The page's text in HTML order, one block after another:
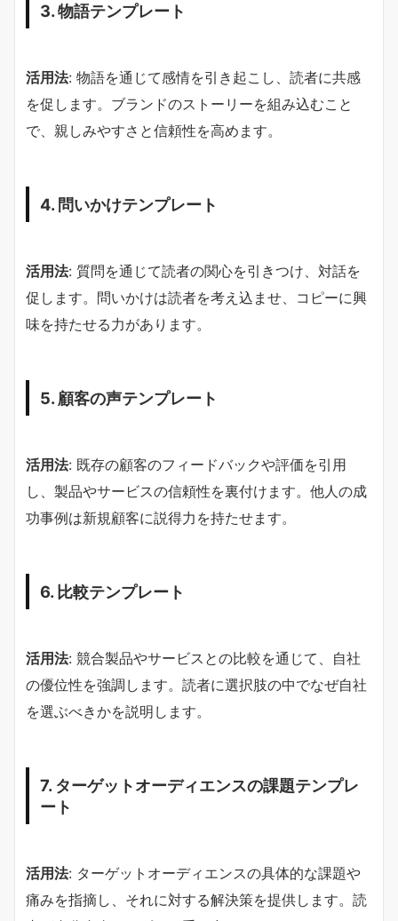
3. 物語テンプレート
活用法: 物語を通じて感情を引き起こし、読者に共感
を促します。ブランドのストーリーを組み込むこと
で、親しみやすさと信頼性を高めます。
4. 問いかけテンプレート
活用法: 質問を通じて読者の関心を引きつけ、対話を
促します。問いかけは読者を考え込ませ、コピーに興
味を持たせる力があります。
5. 顧客の声テンプレート
活用法: 既存の顧客のフィードバックや評価を引用
し、製品やサービスの信頼性を裏付けます。他人の成
功事例は新規顧客に説得力を持たせます。
6. 比較テンプレート
活用法: 競合製品やサービスとの比較を通じて、自社
の優位性を強調します。読者に選択肢の中でなぜ自社
を選ぶべきかを説明します。
7. ターゲットオーディエンスの課題テンプレ
ート
活用法: ターゲットオーディエンスの具体的な課題や
痛みを指摘し、それに対する解決策を提供します。読